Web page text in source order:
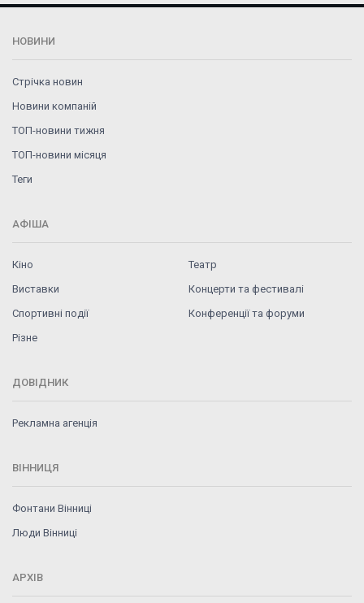
НОВИНИ
Стрічка новин
Новини компаній
ТОП-новини тижня
ТОП-новини місяця
Теги
АФІША
Кіно
Театр
Виставки
Концерти та фестивалі
Спортивні події
Конференції та форуми
Різне
ДОВІДНИК
Рекламна агенція
ВІННИЦЯ
Фонтани Вінниці
Люди Вінниці
АРХІВ